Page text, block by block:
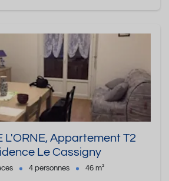
L'ORNE, Appartement T2
Le Cassigny
4 personnes 46 m²